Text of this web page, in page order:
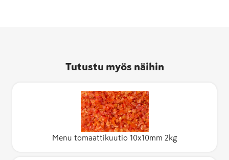
Tutustu myös näihin
Menu tomaattikuutio 10x10mm 2kg